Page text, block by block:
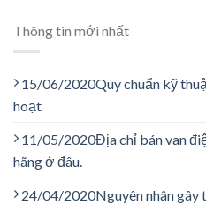
Thông tin mới nhất
15/06/2020Quy chuẩn kỹ
hoạt
11/05/2020Địa chỉ bán van
hãng ở đâu.
24/04/2020Nguyên nhân gây